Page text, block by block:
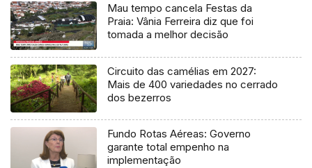
Mau tempo cancela Festas da
Praia: Vânia Ferreira diz que foi
tomada a melhor decisão
Circuito das camélias em 2027:
Mais de 400 variedades no cerrado
dos bezerros
Fundo Rotas Aéreas: Governo
garante total empenho na
implementação